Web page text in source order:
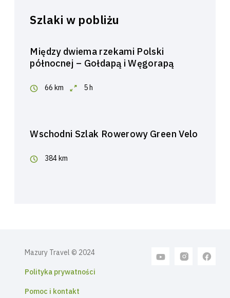
Szlaki w pobliżu
Między dwiema rzekami Polski
północnej – Gołdapą i Węgorapą
66 km 5 h
Wschodni Szlak Rowerowy Green Velo
384 km
Mazury Travel © 2024
Polityka prywatności
Pomoc i kontakt